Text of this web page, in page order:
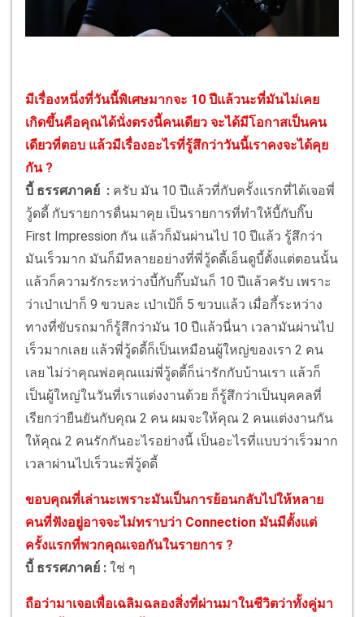
มีเรื่องหนึ่งที่วันนี้พิเศษมากจะ 10 ปีแล้วนะที่มันไม่เคย
เกิดขึ้นคือคุณได้นั่งตรงนี้คนเดียว จะได้มีโอกาสเป็นคน
เดียวที่ตอบ แล้วมีเรื่องอะไรที่รู้สึกว่าวันนี้เราคงจะได้คุย
กัน ?
บี้ ธรรศภาคย์ : ครับ มัน 10 ปีแล้วที่กับครั้งแรกที่ได้เจอพี่
วู้ดดี้ กับรายการตื่นมาคุย เป็นรายการที่ทำให้บี้กับกิ๊บ
First Impression กัน แล้วก็มันผ่านไป 10 ปีแล้ว รู้สึกว่า
มันเร็วมาก มันก็มีหลายอย่างที่พี่วู้ดดี้เอ็นดูบี้ตั้งแต่ตอนนั้น
แล้วก็ความรักระหว่างบี้กับกิ๊บมันก็ 10 ปีแล้วครับ เพราะ
ว่าเป่าเปาก็ 9 ขวบละ เป่าเป้ก็ 5 ขวบแล้ว เมื่อกี้ระหว่าง
ทางที่ขับรถมาก็รู้สึกว่ามัน 10 ปีแล้วนี่นา เวลามันผ่านไป
เร็วมากเลย แล้วพี่วู้ดดี้ก็เป็นเหมือนผู้ใหญ่ของเรา 2 คน
เลย ไม่ว่าคุณพ่อคุณแม่พี่วู้ดดี้ก็น่ารักกับบ้านเรา แล้วก็
เป็นผู้ใหญ่ในวันที่เราแต่งงานด้วย ก็รู้สึกว่าเป็นบุคคลที่
เรียกว่ายืนยันกับคุณ 2 คน ผมจะให้คุณ 2 คนแต่งงานกัน
ให้คุณ 2 คนรักกันอะไรอย่างนี้ เป็นอะไรที่แบบว่าเร็วมาก
เวลาผ่านไปเร็วนะพี่วู้ดดี้
ขอบคุณที่เล่านะเพราะมันเป็นการย้อนกลับไปให้หลาย
คนที่ฟังอยู่อาจจะไม่ทราบว่า Connection มันมีตั้งแต่
ครั้งแรกที่พวกคุณเจอกันในรายการ ?
บี้ ธรรศภาคย์ : ใช่ ๆ
ถือว่ามาเจอเพื่อเฉลิมฉลองสิ่งที่ผ่านมาในชีวิตว่าทั้งคู่มา